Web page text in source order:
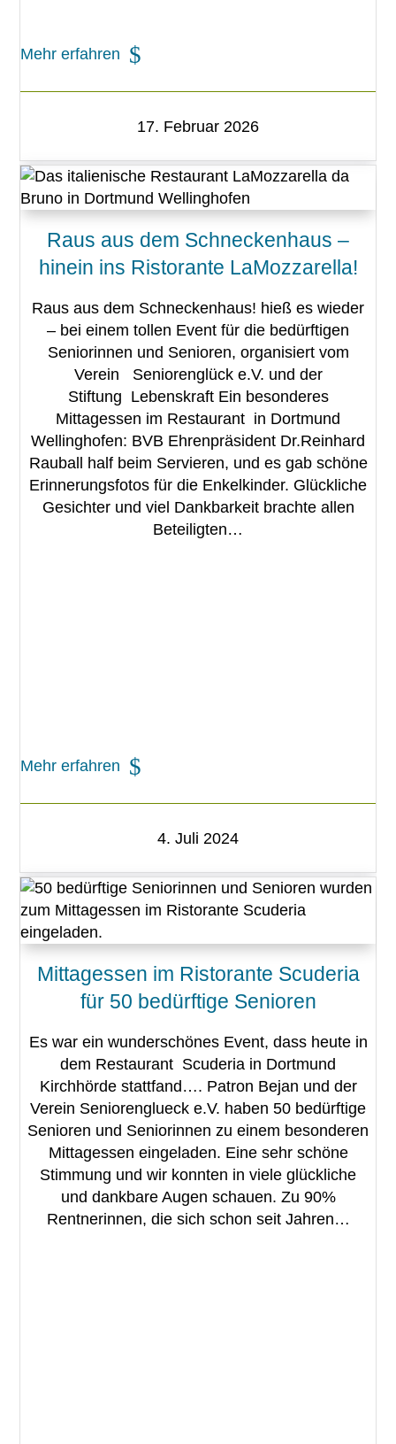
Mehr erfahren
17. Februar 2026
Raus aus dem Schneckenhaus –
hinein ins Ristorante LaMozzarella!
Raus aus dem Schneckenhaus! hieß es wieder
– bei einem tollen Event für die bedürftigen
Seniorinnen und Senioren, organisiert vom
Verein Seniorenglück e.V. und der
Stiftung Lebenskraft Ein besonderes
Mittagessen im Restaurant in Dortmund
Wellinghofen: BVB Ehrenpräsident Dr.Reinhard
Rauball half beim Servieren, und es gab schöne
Erinnerungsfotos für die Enkelkinder. Glückliche
Gesichter und viel Dankbarkeit brachte allen
Beteiligten…
Mehr erfahren
4. Juli 2024
Mittagessen im Ristorante Scuderia
für 50 bedürftige Senioren
Es war ein wunderschönes Event, dass heute in
dem Restaurant Scuderia in Dortmund
Kirchhörde stattfand…. Patron Bejan und der
Verein Seniorenglueck e.V. haben 50 bedürftige
Senioren und Seniorinnen zu einem besonderen
Mittagessen eingeladen. Eine sehr schöne
Stimmung und wir konnten in viele glückliche
und dankbare Augen schauen. Zu 90%
Rentnerinnen, die sich schon seit Jahren…